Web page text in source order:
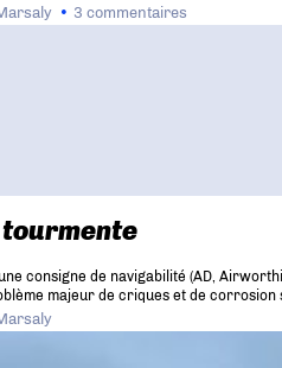
3 commentaires
tourmente
consigne de navigabilité (AD,
majeur de criques et de corrosion